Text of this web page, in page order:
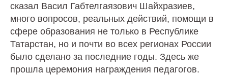
сказал Васил Габтелгаязович Шайхразиев,
много вопросов, реальных действий, помощи в
сфере образования не только в Республике
Татарстан, но и почти во всех регионах России
было сделано за последние годы. Здесь же
прошла церемония награждения педагогов.